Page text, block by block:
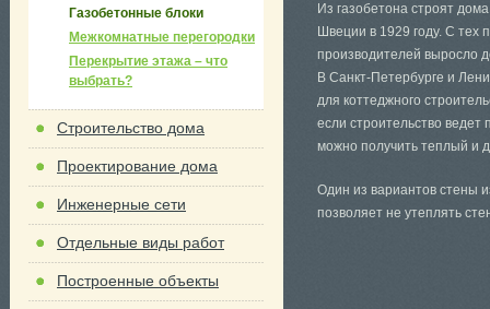
Газобетонные блоки
Межкомнатные перегородки
Перекрытие этажа – что
выбрать?
Строительство дома
Проектирование дома
Инженерные сети
Отдельные виды работ
Построенные объекты
Из газобетона строят
Швеции в 1929 году. С тех
производителей выросло
В Санкт-Петербурге и
для коттеджного
если строительство
можно получить теплый и
Один из вариантов стены
позволяет не утеплять